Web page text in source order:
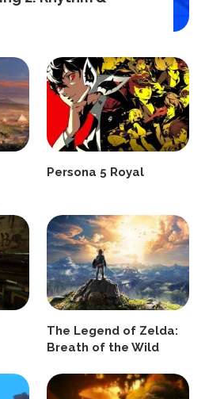
Persona 5 Royal
The Legend of Zelda:
Breath of the Wild